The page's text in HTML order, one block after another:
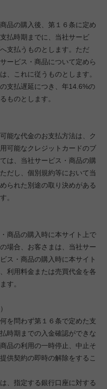
品の購入後、第１６条に定め
払時期までに、当社サービ
支払うものとします。ただ
ービス・商品について定めら
、これに従うものとします。
支払遅延につき、年14.6%の
ものとします。
能な代金のお支払方法は、ク
可能なクレジットカードのブ
は、当社サービス・商品の購
だし、個別規約等において当
られた別途の取り決めがある
。
商品の購入時に本サイト上で
場合、お客さまは、当社サー
ス・商品の購入時に本サイト
利用料金または売買代金を各
す。
を問わず第１６条で定めた支
時期までの入金確認ができな
品の利用の一時停止、中止そ
供契約の即時の解除をするこ
、指定する銀行口座に対する